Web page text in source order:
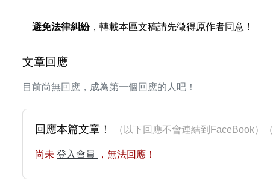
避免法律糾紛，轉載本區文稿請先徵得原作者同意！
文章回應
目前尚無回應，成為第一個回應的人吧！
回應本篇文章！ （以下回應不會連結到FaceBook）
尚未 登入會員 ，無法回應！